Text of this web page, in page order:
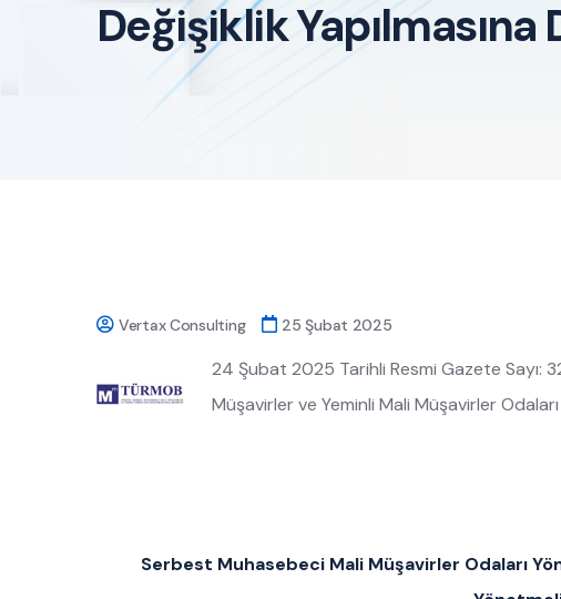
Değişiklik
Vertax Consulting 25 Şubat 2025
24 Şubat 2025 Tarihli Resmi Gazete Sayı:
Müşavirler ve Yeminli Mali Müşavirler
Serbest Muhasebeci Mali Müşavirler Odaları